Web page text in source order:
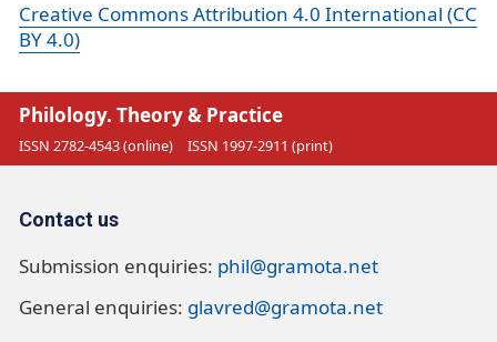
Creative Commons Attribution 4.0 International (CC
BY 4.0)
Philology. Theory & Practice
ISSN 2782-4543 (online) ISSN 1997-2911 (print)
Contact us
Submission enquiries: phil@gramota.net
General enquiries: glavred@gramota.net